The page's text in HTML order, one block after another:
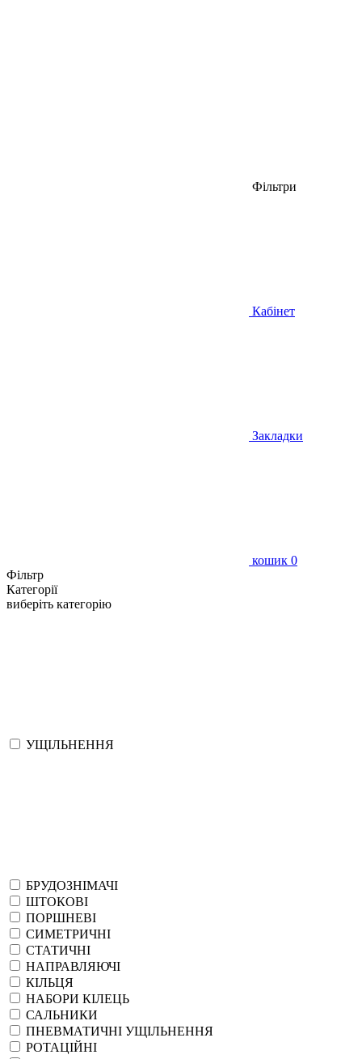
Фільтри
Кабінет
Закладки
кошик 0
Фільтр
Категорії
виберіть категорію
УЩІЛЬНЕННЯ
БРУДОЗНІМАЧІ
ШТОКОВІ
ПОРШНЕВІ
СИМЕТРИЧНІ
СТАТИЧНІ
НАПРАВЛЯЮЧІ
КІЛЬЦЯ
НАБОРИ КІЛЕЦЬ
САЛЬНИКИ
ПНЕВМАТИЧНІ УЩІЛЬНЕННЯ
РОТАЦІЙНІ